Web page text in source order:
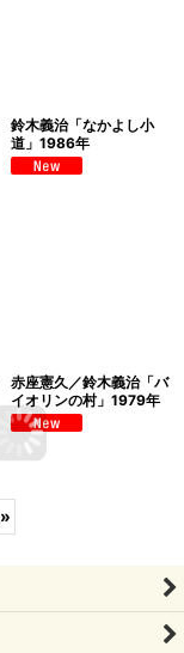
鈴木義治「なかよし小
道」1986年
赤座憲久／鈴木義治「バ
イオリンの村」1979年
»